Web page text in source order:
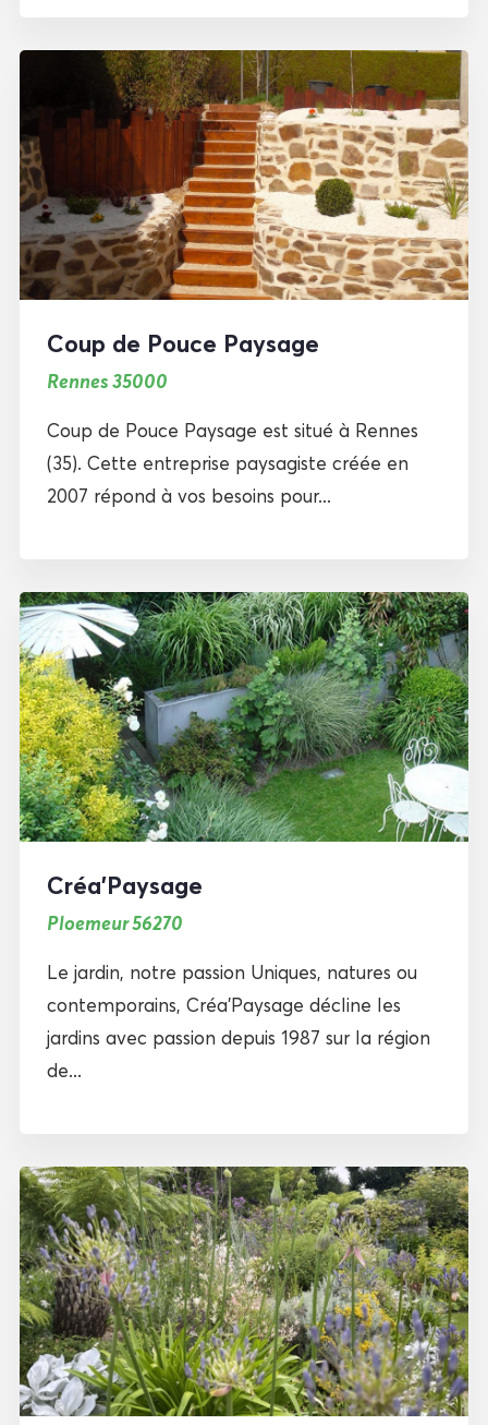
Coup de Pouce Paysage
Rennes 35000
Coup de Pouce Paysage est situé à Rennes
(35). Cette entreprise paysagiste créée en
2007 répond à vos besoins pour...
Créa’Paysage
Ploemeur 56270
Le jardin, notre passion Uniques, natures ou
contemporains, Créa’Paysage décline les
jardins avec passion depuis 1987 sur la région
de...